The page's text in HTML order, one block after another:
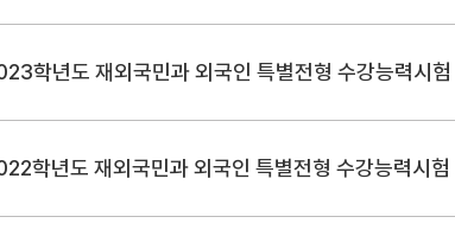
2023학년도 재외국민과 외국인 특별
학년도 재외국민과 외국인 특별전형 수강능력시험